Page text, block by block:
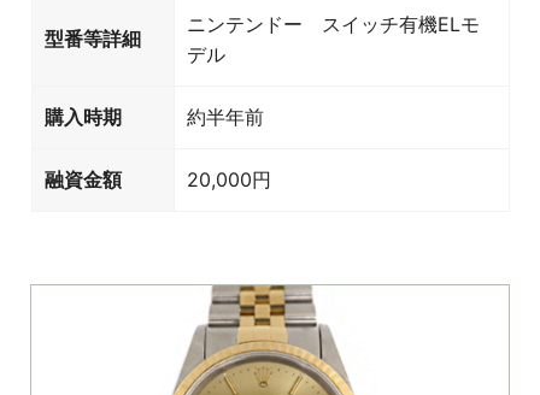
型番等詳細
ニンテンドー スイッチ有機ELモ
デル
購入時期 約半年前
融資金額 20,000円